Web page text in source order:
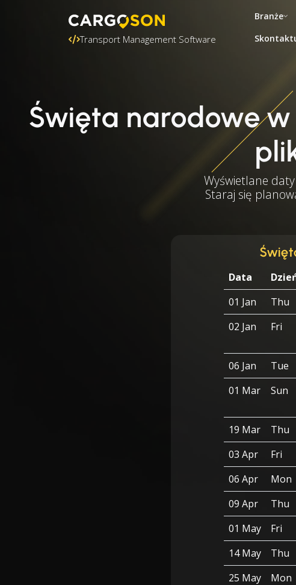
Transport Management Software
Branże
Święta narodowe
Wyświetlane
Staraj się
Data
01 Jan
Thu
02 Jan
Fri
06 Jan
Tue
01 Mar
Sun
19 Mar Thu
03 Apr
Fri
06 Apr
Mon
09 Apr
Thu
01 May
Fri
14 May
Thu
25 May
Mon